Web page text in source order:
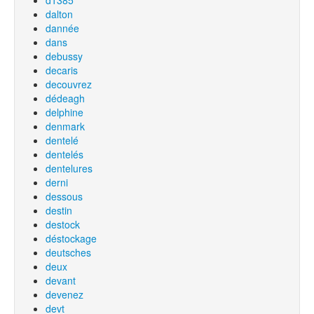
dalton
dannée
dans
debussy
decaris
decouvrez
dédeagh
delphine
denmark
dentelé
dentelés
dentelures
derni
dessous
destin
destock
déstockage
deutsches
deux
devant
devenez
devt